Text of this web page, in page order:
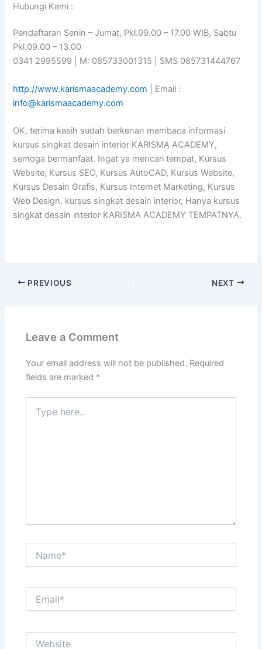
Hubungi Kami :
Pendaftaran Senin – Jumat, Pkl.09.00 – 17.00 WIB, Sabtu
Pkl.09.00 – 13.00
0341 2995599 | M: 085733001315 | SMS 085731444767
http://www.karismaacademy.com | Email :
info@karismaacademy.com
OK, terima kasih sudah berkenan membaca informasi
kursus singkat desain interior KARISMA ACADEMY,
semoga bermanfaat. Ingat ya mencari tempat, Kursus
Website, Kursus SEO, Kursus AutoCAD, Kursus Website,
Kursus Desain Grafis, Kursus Internet Marketing, Kursus
Web Design, kursus singkat desain interior, Hanya kursus
singkat desain interior KARISMA ACADEMY TEMPATNYA.
PREVIOUS NEXT
Leave a Comment
Your email address will not be published. Required
fields are marked *
here..